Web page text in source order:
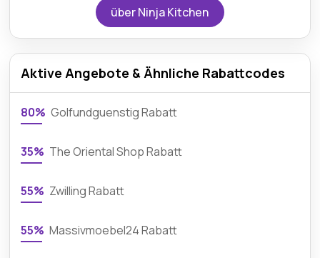
über Ninja Kitchen
Aktive Angebote & Ähnliche Rabattcodes
80% Golfundguenstig Rabatt
35% The Oriental Shop Rabatt
55% Zwilling Rabatt
55% Massivmoebel24 Rabatt